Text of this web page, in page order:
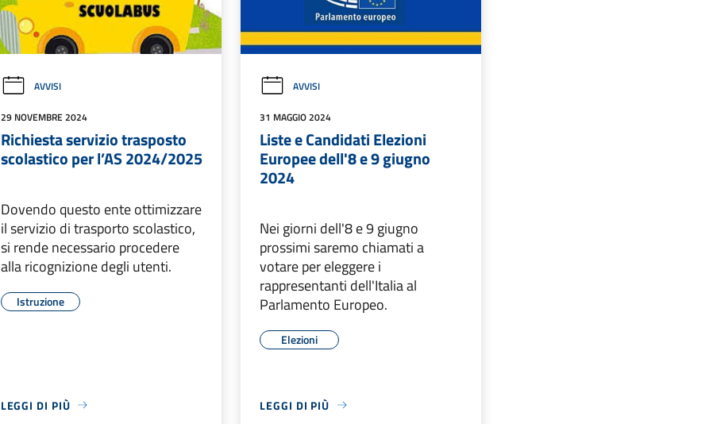
AVVISI
29 NOVEMBRE 2024
Richiesta servizio trasposto
scolastico per l’AS 2024/2025
Dovendo questo ente ottimizzare
il servizio di trasporto scolastico,
si rende necessario procedere
alla ricognizione degli utenti.
Istruzione
LEGGI DI PIÙ
AVVISI
31 MAGGIO 2024
Liste e Candidati Elezioni
Europee dell'8 e 9 giugno
2024
Nei giorni dell'8 e 9 giugno
prossimi saremo chiamati a
votare per eleggere i
rappresentanti dell'Italia al
Parlamento Europeo.
Elezioni
LEGGI DI PIÙ